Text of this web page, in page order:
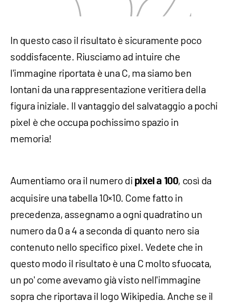
In questo caso il risultato è sicuramente poco
soddisfacente. Riusciamo ad intuire che
l'immagine riportata è una C, ma siamo ben
lontani da una rappresentazione veritiera della
figura iniziale. Il vantaggio del salvataggio a pochi
pixel è che occupa pochissimo spazio in
memoria!
Aumentiamo ora il numero di pixel a 100, così da
acquisire una tabella 10×10. Come fatto in
precedenza, assegnamo a ogni quadratino un
numero da 0 a 4 a seconda di quanto nero sia
contenuto nello specifico pixel. Vedete che in
questo modo il risultato è una C molto sfuocata,
un po' come avevamo già visto nell'immagine
sopra che riportava il logo Wikipedia. Anche se il